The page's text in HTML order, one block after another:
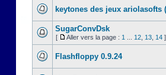
keytones des jeux
SugarConvDsk
[ Aller vers la page : 1 12 13 14 ]
Flashfloppy 0.9.24